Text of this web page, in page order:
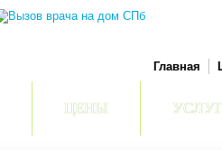
Главная
ЦЕНЫ